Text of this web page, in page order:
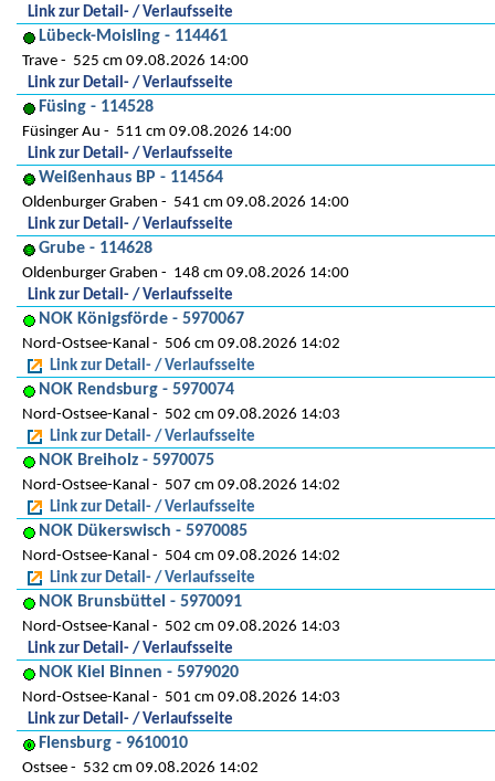
Link zur Detail- / Verlaufsseite
Lübeck-Moisling - 114461
Trave
525 cm 09.08.2026 14:00
Link zur Detail- / Verlaufsseite
Füsing - 114528
Füsinger Au
511 cm 09.08.2026 14:00
Link zur Detail- / Verlaufsseite
Weißenhaus BP - 114564
Oldenburger Graben
541 cm 09.08.2026 14:00
Link zur Detail- / Verlaufsseite
Grube - 114628
Oldenburger Graben
148 cm 09.08.2026 14:00
Link zur Detail- / Verlaufsseite
NOK Königsförde - 5970067
Nord-Ostsee-Kanal
506 cm 09.08.2026 14:02
Link zur Detail- / Verlaufsseite
NOK Rendsburg - 5970074
Nord-Ostsee-Kanal
502 cm 09.08.2026 14:03
Link zur Detail- / Verlaufsseite
NOK Breiholz - 5970075
Nord-Ostsee-Kanal
507 cm 09.08.2026 14:02
Link zur Detail- / Verlaufsseite
NOK Dükerswisch - 5970085
Nord-Ostsee-Kanal
504 cm 09.08.2026 14:02
Link zur Detail- / Verlaufsseite
NOK Brunsbüttel - 5970091
Nord-Ostsee-Kanal
502 cm 09.08.2026 14:03
Link zur Detail- / Verlaufsseite
NOK Kiel Binnen - 5979020
Nord-Ostsee-Kanal
501 cm 09.08.2026 14:03
Link zur Detail- / Verlaufsseite
Flensburg - 9610010
Ostsee
532 cm 09.08.2026 14:02